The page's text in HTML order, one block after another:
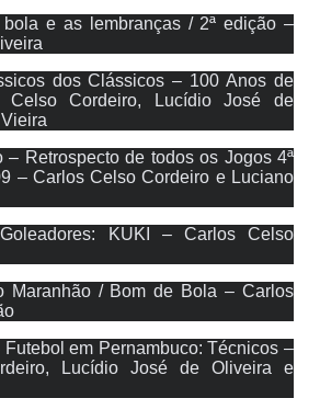
e as lembranças / 2ª edição –
dos Clássicos – 100 Anos de
Celso Cordeiro, Lucídio José de
– Retrospecto de todos os Jogos 4ª
– Carlos Celso Cordeiro e Luciano
KUKI – Carlos Celso
Maranhão / Bom de Bola – Carlos
em Pernambuco: Técnicos –
Lucídio José de Oliveira e